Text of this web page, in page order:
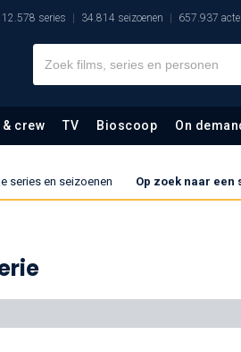
12.578 series 34.814 seizoenen 657.937
& crew TV Bioscoop On
series en seizoenen Op zoek naar een